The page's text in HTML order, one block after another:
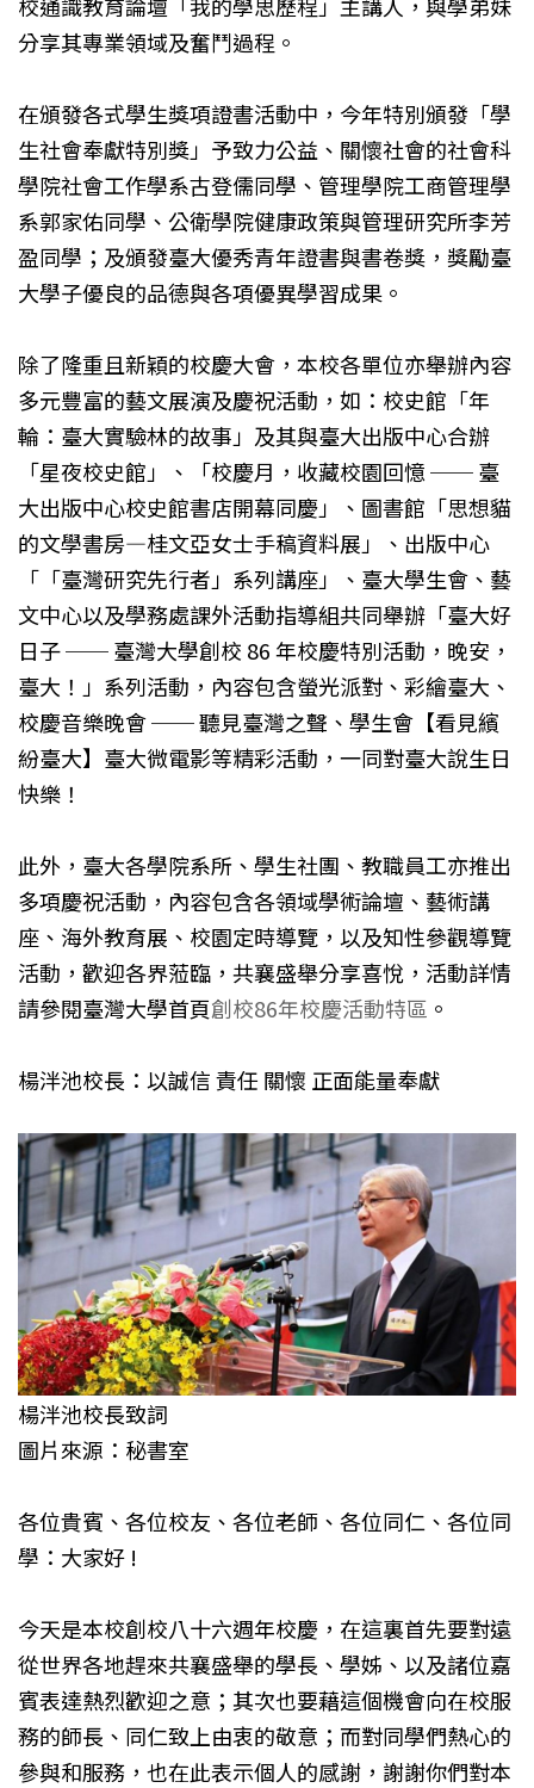
分享其專業領域及奮鬥過程。
在頒發各式學生獎項證書活動中，今年特別頒發「學
生社會奉獻特別獎」予致力公益、關懷社會的社會科
學院社會工作學系古登儒同學、管理學院工商管理學
系郭家佑同學、公衛學院健康政策與管理研究所李芳
盈同學；及頒發臺大優秀青年證書與書卷獎，獎勵臺
大學子優良的品德與各項優異學習成果。
除了隆重且新穎的校慶大會，本校各單位亦舉辦內容
多元豐富的藝文展演及慶祝活動，如：校史館「年
輪：臺大實驗林的故事」及其與臺大出版中心合辦
「星夜校史館」、「校慶月，收藏校園回憶 ── 臺
大出版中心校史館書店開幕同慶」、圖書館「思想貓
的文學書房—桂文亞女士手稿資料展」、出版中心
「「臺灣研究先行者」系列講座」、臺大學生會、藝
文中心以及學務處課外活動指導組共同舉辦「臺大好
日子 ── 臺灣大學創校 86 年校慶特別活動，晚安，
臺大！」系列活動，內容包含螢光派對、彩繪臺大、
校慶音樂晚會 ── 聽見臺灣之聲、學生會【看見繽
紛臺大】臺大微電影等精彩活動，一同對臺大說生日
快樂！
此外，臺大各學院系所、學生社團、教職員工亦推出
多項慶祝活動，內容包含各領域學術論壇、藝術講
座、海外教育展、校園定時導覽，以及知性參觀導覽
活動，歡迎各界蒞臨，共襄盛舉分享喜悅，活動詳情
請參閱臺灣大學首頁創校86年校慶活動特區 。
楊泮池校長：以誠信 責任 關懷 正面能量奉獻
楊泮池校長致詞
圖片來源：秘書室
各位貴賓、各位校友、各位老師、各位同仁、各位同
學：大家好 !
今天是本校創校八十六週年校慶，在這裏首先要對遠
從世界各地趕來共襄盛舉的學長、學姊、以及諸位嘉
賓表達熱烈歡迎之意；其次也要藉這個機會向在校服
務的師長、同仁致上由衷的敬意；而對同學們熱心的
參與和服務，也在此表示個人的感謝，謝謝你們對本